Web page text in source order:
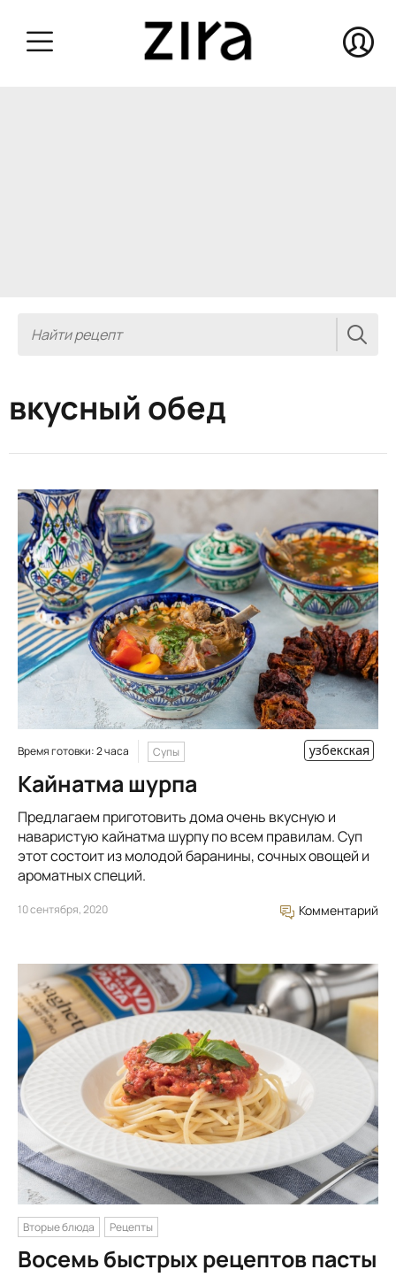
вкусный обед
Время готовки: 2 часа Супы узбекская
Кайнатма шурпа
Предлагаем приготовить дома очень вкусную и
наваристую кайнатма шурпу по всем правилам. Суп
этот состоит из молодой баранины, сочных овощей и
ароматных специй.
10 сентября, 2020 Комментарий
Вторые блюда Рецепты
Восемь быстрых рецептов пасты